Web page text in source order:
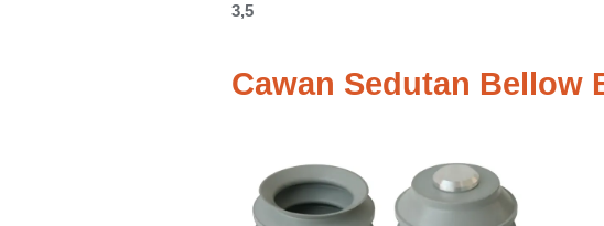
3,5
Cawan Sedutan Bellow